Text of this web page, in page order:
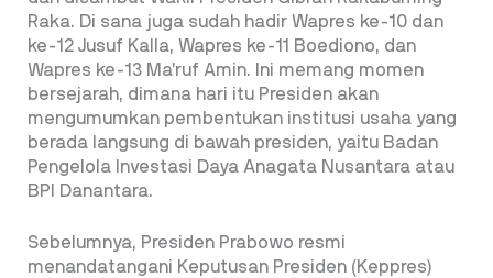
Raka. Di sana juga sudah hadir Wapres ke-10 dan
ke-12 Jusuf Kalla, Wapres ke-11 Boediono, dan
Wapres ke-13 Ma’ruf Amin. Ini memang momen
bersejarah, dimana hari itu Presiden akan
mengumumkan pembentukan institusi usaha yang
berada langsung di bawah presiden, yaitu Badan
Pengelola Investasi Daya Anagata Nusantara atau
BPI Danantara.
Sebelumnya, Presiden Prabowo resmi
menandatangani Keputusan Presiden (Keppres)